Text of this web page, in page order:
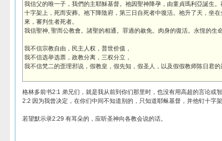
我信父的唯一子，我們的主耶穌基督。祂因聖神降孕，由童貞瑪利亞誕生
十字架上，死而安葬。祂下降陰府，第三日自死者中復活。祂升了天，坐
來，審判生者死者。
我信聖神, 聖而公教會。諸聖的相通。罪過的赦免。肉身的復活。永恆的生
我不信宗教自由，民主人权，普世价值，
我不信选举选票，政教分离，三权分立，
我不信梵二的歪理邪说，假教皇，假先知，假圣人，以及假
格林多前书2:1 弟兄们，就是我从前到你们那里时，也没有用高超的言论或
2:2 因为我曾决定，在你们中间不知道别的，只知道耶稣基督，并他钉十字
若望默示录2:29 有耳朵的，应听圣神向各教会说的话。